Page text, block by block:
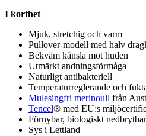
I korthet
Mjuk, stretchig och varm
Pullover-modell med halv
Bekväm känsla mot huden
Utmärkt andningsförmåga
Naturligt antibakteriell
Temperaturreglerande och
Mulesingfri merinoull från
Tencel® med EU:s
Förnybar, biologiskt
Sys i Lettland